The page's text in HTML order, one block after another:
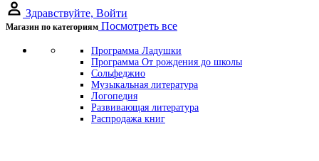
Здравствуйте, Войти
Магазин по категориям Посмотреть все
Программа Ладушки
Программа От рождения до школы
Сольфеджио
Музыкальная литература
Логопедия
Развивающая литература
Распродажа книг